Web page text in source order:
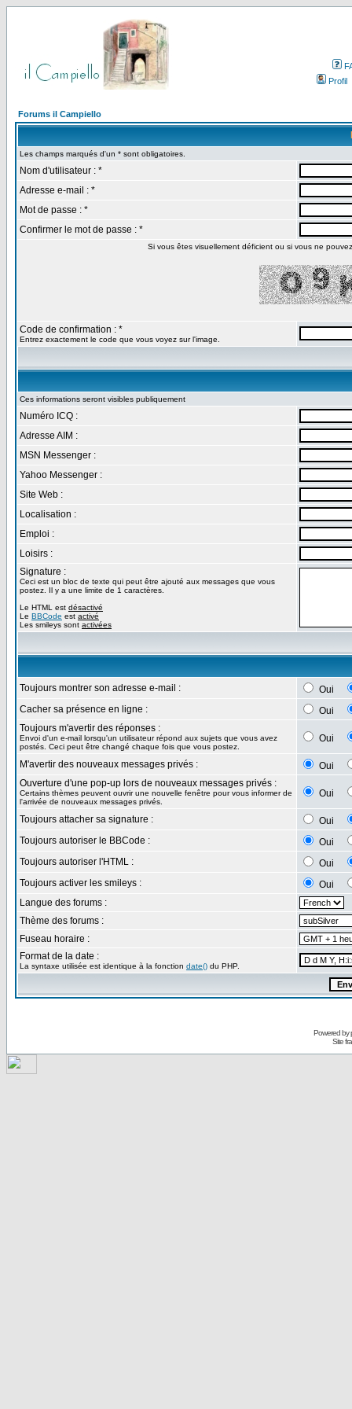
Profil
Forums il Campiello
Les champs marqués d'un * sont obligatoires.
Nom d'utilisateur : *
Adresse e-mail : *
Mot de passe : *
Confirmer le mot de passe : *
Si vous êtes visuellement déficient ou si vous ne
Code de confirmation : *
Entrez exactement le code que vous voyez sur l'image.
Ces informations seront visibles publiquement
Numéro ICQ :
Adresse AIM :
MSN Messenger :
Yahoo Messenger :
Site Web :
Localisation :
Emploi :
Loisirs :
Signature :
Ceci est un bloc de texte qui peut être ajouté aux messages que vous
postez. Il y a une limite de 1 caractères.
Le HTML est désactivé
Le BBCode est activé
Les smileys sont activées
Toujours montrer son adresse e-mail :
Oui
Cacher sa présence en ligne :
Oui
Toujours m'avertir des réponses :
Envoi d'un e-mail lorsqu'un utilisateur répond aux sujets que vous avez
postés. Ceci peut être changé chaque fois que vous postez.
Oui
M'avertir des nouveaux messages privés :
Oui
Ouverture d'une pop-up lors de nouveaux messages privés :
Certains thèmes peuvent ouvrir une nouvelle fenêtre pour vous informer de
l'arrivée de nouveaux messages privés.
Oui
Toujours attacher sa signature :
Oui
Toujours autoriser le BBCode :
Oui
Toujours autoriser l'HTML :
Oui
Toujours activer les smileys :
Oui
Langue des forums :
Thème des forums :
Fuseau horaire :
Format de la date :
La syntaxe utilisée est identique à la fonction date() du PHP.
Powered by
Site